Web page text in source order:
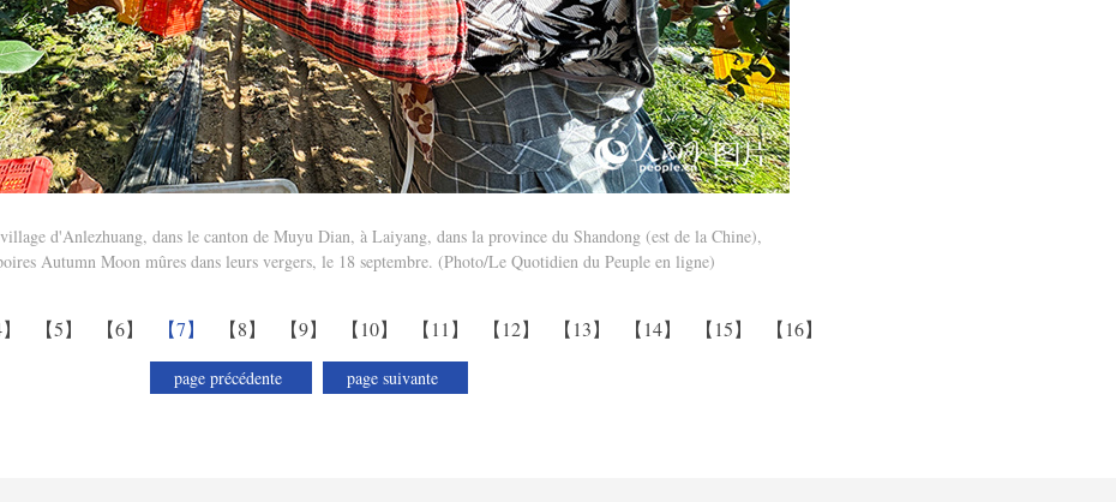
d'Anlezhuang, dans le canton de Muyu Dian, à Laiyang, dans la province du Shandong (est de la Chine),
Autumn Moon mûres dans leurs vergers, le 18 septembre. (Photo/Le Quotidien du Peuple en ligne)
【5】 【6】 【7】 【8】 【9】 【10】 【11】 【12】 【13】 【14】 【15】 【16】
page précédente page suivante